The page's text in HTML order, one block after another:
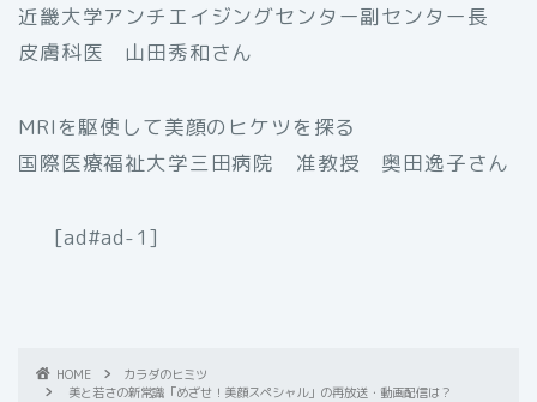
近畿大学アンチエイジングセンター副センター長
皮膚科医 山田秀和さん
MRIを駆使して美顔のヒケツを探る
国際医療福祉大学三田病院 准教授 奥田逸子さん
[ad#ad-1]
HOME
カラダのヒミツ
美と若さの新常識「めざせ！美顔スペシャル」の再放送・動画配信は？